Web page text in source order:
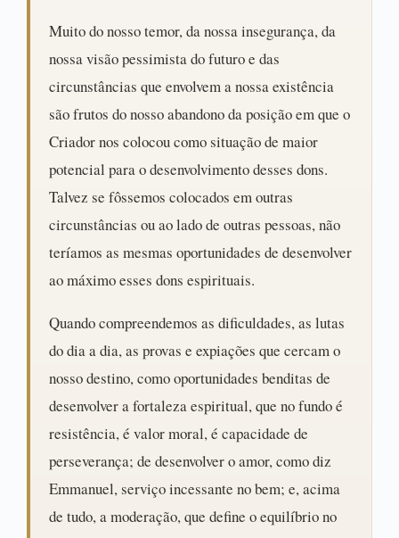
Muito do nosso temor, da nossa insegurança, da
nossa visão pessimista do futuro e das
circunstâncias que envolvem a nossa existência
são frutos do nosso abandono da posição em que o
Criador nos colocou como situação de maior
potencial para o desenvolvimento desses dons.
Talvez se fôssemos colocados em outras
circunstâncias ou ao lado de outras pessoas, não
teríamos as mesmas oportunidades de desenvolver
ao máximo esses dons espirituais.
Quando compreendemos as dificuldades, as lutas
do dia a dia, as provas e expiações que cercam o
nosso destino, como oportunidades benditas de
desenvolver a fortaleza espiritual, que no fundo é
resistência, é valor moral, é capacidade de
perseverança; de desenvolver o amor, como diz
Emmanuel, serviço incessante no bem; e, acima
de tudo, a moderação, que define o equilíbrio no